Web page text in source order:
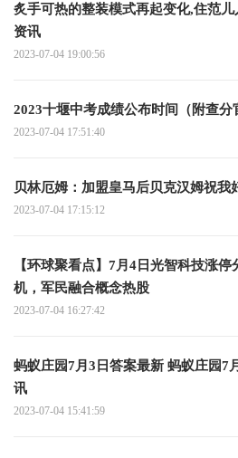
炙手可热的整装模式再起变化,住范
资讯
2023-07-04 19:00:56
2023十堰中考成绩公布时间（附查
2023-07-04 17:51:40
贝林厄姆：加盟皇马后贝克汉姆祝我
2023-07-04 17:15:12
【环球聚看点】7月4日光智科技涨
机，军民融合概念热股
2023-07-04 16:27:42
蚂蚁庄园7月3日答案最新 蚂蚁庄园7
讯
2023-07-04 15:41:59